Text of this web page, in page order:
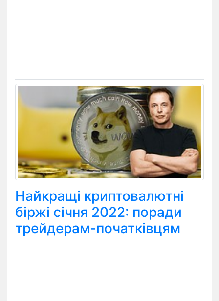
Найкращі криптовалютні
біржі січня 2022: поради
трейдерам-початківцям